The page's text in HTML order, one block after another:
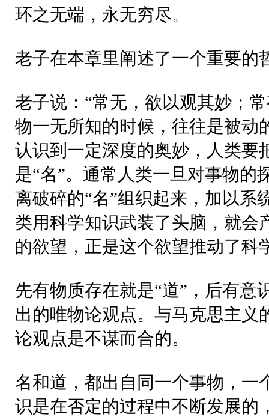
环之无端，永无穷尽。
老子在本章里阐述了一个重要的
老子说：“常无，欲以观其妙；
物一无所知的时候，往往是被动
认识到一定深度的奥妙，人类要
是“名”。通常人类一旦对事物的
离破碎的“名”组织起来，加以系
类用科学知识武装了头脑，就会
的欲望，正是这个欲望推动了科
先有物质存在就是“道”，后有意
出的唯物论观点。与马克思主义
论观点是不谋而合的。
名和道，都出自同一个事物，一
识是在否定的过程中不断发展的